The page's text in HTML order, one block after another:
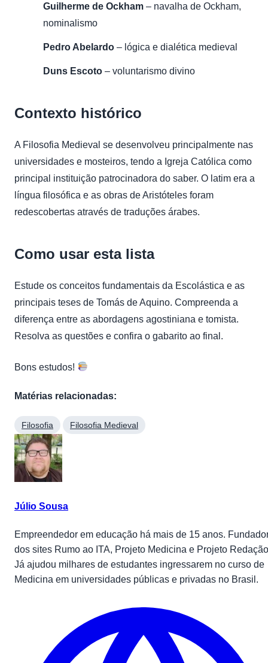
Guilherme de Ockham – navalha de Ockham,
nominalismo
Pedro Abelardo – lógica e dialética medieval
Duns Escoto – voluntarismo divino
Contexto histórico
A Filosofia Medieval se desenvolveu principalmente nas
universidades e mosteiros, tendo a Igreja Católica como
principal instituição patrocinadora do saber. O latim era a
língua filosófica e as obras de Aristóteles foram
redescobertas através de traduções árabes.
Como usar esta lista
Estude os conceitos fundamentais da Escolástica e as
principais teses de Tomás de Aquino. Compreenda a
diferença entre as abordagens agostiniana e tomista.
Resolva as questões e confira o gabarito ao final.
Bons estudos!
Matérias relacionadas:
Filosofia Filosofia Medieval
Júlio Sousa
Empreendedor em educação há mais de 15 anos.
dos sites Rumo ao ITA, Projeto Medicina e Projeto
Já ajudou milhares de estudantes ingressarem no curso de
Medicina em universidades públicas e privadas no Brasil.